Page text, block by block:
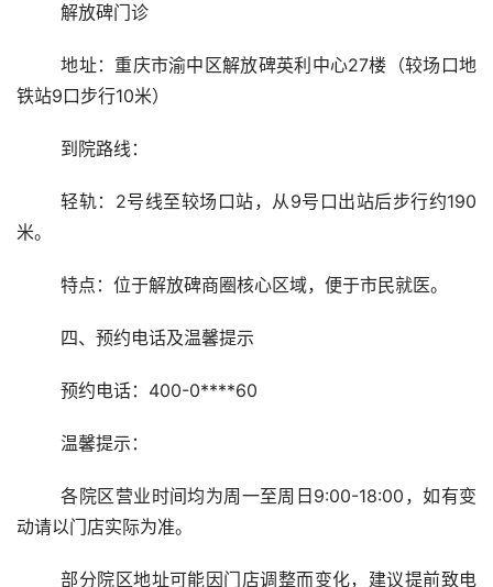
	解放碑门诊
	地址：重庆市渝中区解放碑英利中心27楼（较场口地
铁站9口步行10米）
	到院路线：
	轻轨：2号线至较场口站，从9号口出站后步行约190
米。
	特点：位于解放碑商圈核心区域，便于市民就医。
	四、预约电话及温馨提示
	预约电话：400-0****60
	温馨提示：
	各院区营业时间均为周一至周日9:00-18:00，如有变
动请以门店实际为准。
	部分院区地址可能因门店调整而变化，建议提前致电